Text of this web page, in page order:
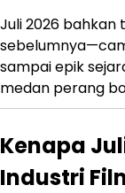
Juli 2026
sampai epik
medan perang
Kenapa
Industri